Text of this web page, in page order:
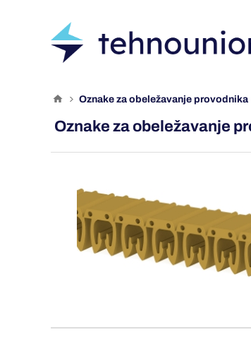
oznake za obeležavanje
Oznake za obeležavanje